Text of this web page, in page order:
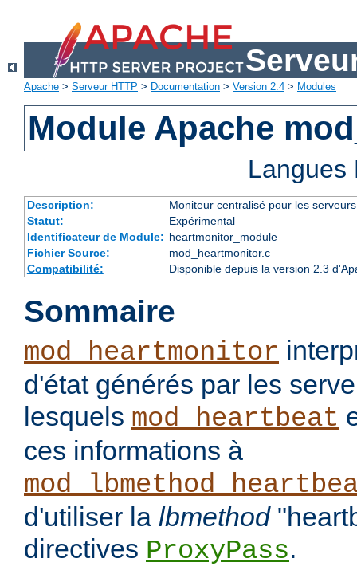
Apache > Serveur HTTP > Documentation > Version 2.4 > Modules
Module Apache
Description:
Moniteur centralisé pour les
Statut:
Expérimental
Identificateur de Module: heartmonitor_module
Fichier Source:
mod_heartmonitor.c
Compatibilité:
Disponible depuis la version 2.3
Sommaire
mod_heartmonitor
d'état générés par les
lesquels mod_heartbeat
ces informations à
d'utiliser la lbmethod
directives ProxyPass.